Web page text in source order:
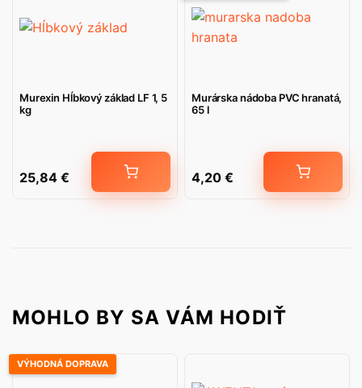
Murexin Hĺbkový základ LF 1, 5
kg
25,84 €
Murárska nádoba PVC hranatá,
65 l
4,20 €
MOHLO BY SA VÁM HODIŤ
VÝHODNÁ DOPRAVA